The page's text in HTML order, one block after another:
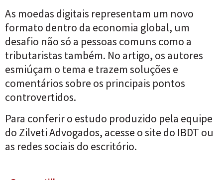
As moedas digitais representam um novo
formato dentro da economia global, um
desafio não só a pessoas comuns como a
tributaristas também. No artigo, os autores
esmiúçam o tema e trazem soluções e
comentários sobre os principais pontos
controvertidos.
Para conferir o estudo produzido pela equipe
do Zilveti Advogados, acesse osite do IBDT ou
as redes sociais do escritório.